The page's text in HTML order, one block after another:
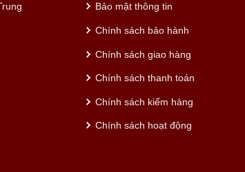
Bảo mật thông tin
Chính sách bảo hành
Chính sách giao hàng
Chính sách thanh toán
Chính sách kiểm hàng
Chính sách hoạt động